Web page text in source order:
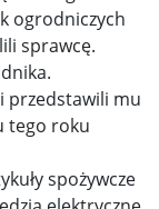
ogrodniczych
sprawcę.
przedstawili mu
tego roku
spożywcze